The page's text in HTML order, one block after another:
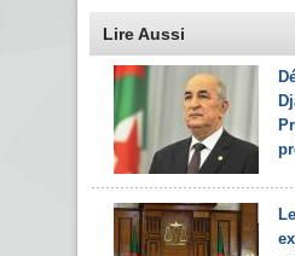
Lire Aussi